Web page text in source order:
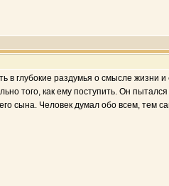
в глубокие раздумья о смысле жизни и
того, как ему поступить. Он пытался
сына. Человек думал обо всем, тем